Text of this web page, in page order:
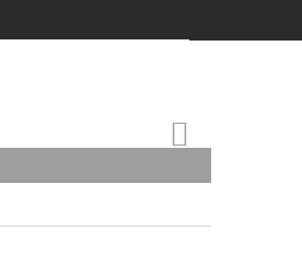
KOŠÍK